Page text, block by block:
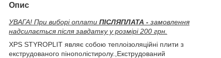
Опис
УВАГА! При виборі оплати ПІСЛЯПЛАТА - замовлення
надсилається після завдатку у розмірі 200 грн.
XPS STYROPLIT являє собою теплоізоляційні плити з
екструдованого пінополістиролу.,Екструдований